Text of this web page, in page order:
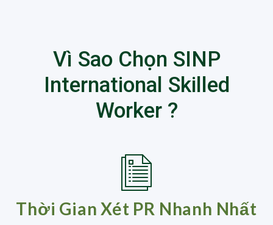
Vì Sao Chọn SINP
International Skilled
Worker ?
Thời Gian Xét PR Nhanh Nhất